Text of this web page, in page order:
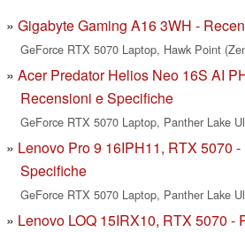
Gigabyte Gaming A16 3WH -
GeForce RTX 5070 Laptop, Hawk Point
Acer Predator Helios Neo 16S AI
Recensioni e Specifiche
GeForce RTX 5070 Laptop, Panther Lake
Lenovo Pro 9 16IPH11, RTX 5070
Specifiche
GeForce RTX 5070 Laptop, Panther Lake
Lenovo LOQ 15IRX10, RTX 5070 -